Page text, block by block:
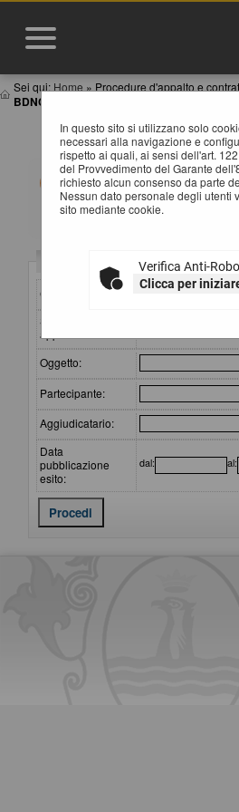
Sei qui: Home » Procedure d'appalto e
BDNCP
In questo sito si utilizzano solo
necessari alla navigazione e
rispetto ai quali, ai sensi dell'art.
del Provvedimento del Garante
richiesto alcun consenso da parte
Nessun dato personale degli utenti
sito mediante cookie.
Verifica Anti-
Clicca per
RIEPILOGO CONTRATTI
Informazioni relative alla
affidati secondo il D.Lgs. 36/
Impostare un criterio di
caso di estrazione di almeno
tabella estratta e quindi per
orizzontale, si consiglia di
questa pagina è a
orizzontale.
CIG:
Stazione
appaltante :
Oggetto:
Partecipante:
Aggiudicatario:
Data
pubblicazione
esito:
dal: al: